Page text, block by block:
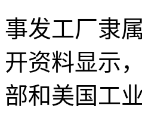
事发工厂隶
开资料显示
部和美国工